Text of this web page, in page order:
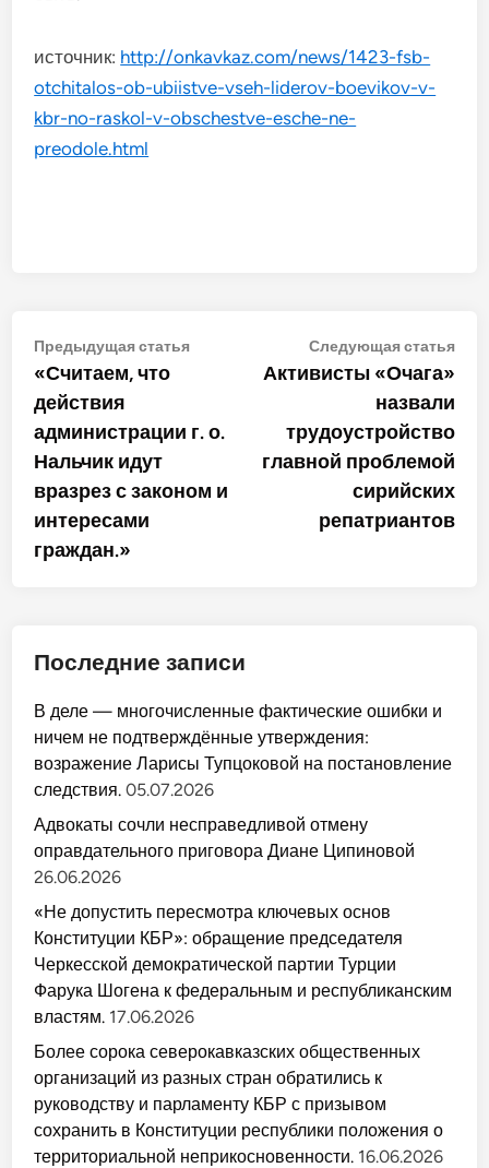
источник: http://onkavkaz.com/news/1423-fsb-
otchitalos-ob-ubiistve-vseh-liderov-boevikov-v-
kbr-no-raskol-v-obschestve-esche-ne-
preodole.html
Навигация
по
записям
Предыдущая статьяПредыдущая
«Считаем, что
действия
администрации г. о.
Нальчик идут
вразрез с законом и
интересами
граждан.»
Следующая статья
Активисты «Очага»
назвали
трудоустройство
главной проблемой
сирийских
репатриантов
Последние записи
В деле — многочисленные фактические ошибки и
ничем не подтверждённые утверждения:
возражение Ларисы Тупцоковой на постановление
следствия. 05.07.2026
Адвокаты сочли несправедливой отмену
оправдательного приговора Диане Ципиновой
26.06.2026
«Не допустить пересмотра ключевых основ
Конституции КБР»: обращение председателя
Черкесской демократической партии Турции
Фарука Шогена к федеральным и республиканским
властям. 17.06.2026
Более сорока северокавказских общественных
организаций из разных стран обратились к
руководству и парламенту КБР с призывом
сохранить в Конституции республики положения о
территориальной неприкосновенности. 16.06.2026